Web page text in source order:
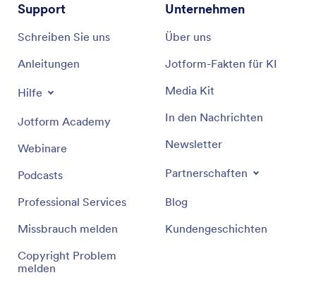
Support
Schreiben Sie uns
Anleitungen
Hilfe
Jotform Academy
Webinare
Podcasts
Professional Services
Missbrauch melden
Copyright Problem
melden
Unternehmen
Über uns
Jotform-Fakten für KI
Media Kit
In den Nachrichten
Newsletter
Partnerschaften
Blog
Kundengeschichten